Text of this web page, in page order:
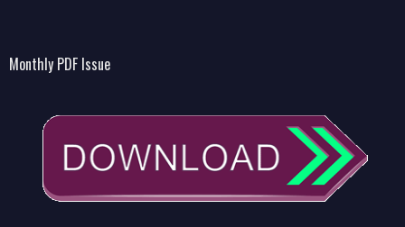
Monthly PDF Issue